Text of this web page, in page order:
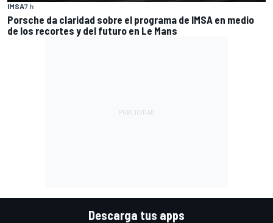
IMSA7 h
Porsche da claridad sobre el programa de IMSA en medio
de los recortes y del futuro en Le Mans
Descarga tus apps